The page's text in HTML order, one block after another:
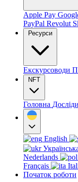
Apple Pay
PayPal Revolut
Ресурси
Екскурсоводи
NFT
Головна
English
Nederlands
Français
Початок роботи